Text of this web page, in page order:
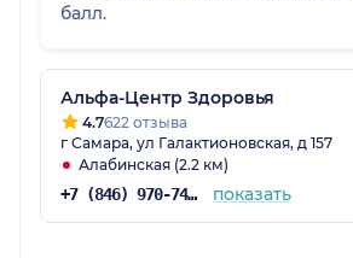
балл.
Альфа-Центр Здоровья
4.7622 отзыва
г Самара, ул Галактионовская, д 157
Алабинская (2.2 км)
+7 (846) 970-74-07 показать